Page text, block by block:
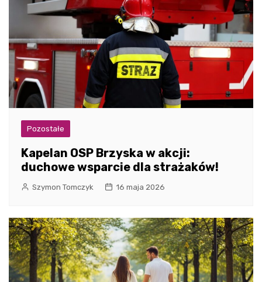
Pozostałe
Kapelan OSP Brzyska w akcji:
duchowe wsparcie dla strażaków!
Szymon Tomczyk 16 maja 2026